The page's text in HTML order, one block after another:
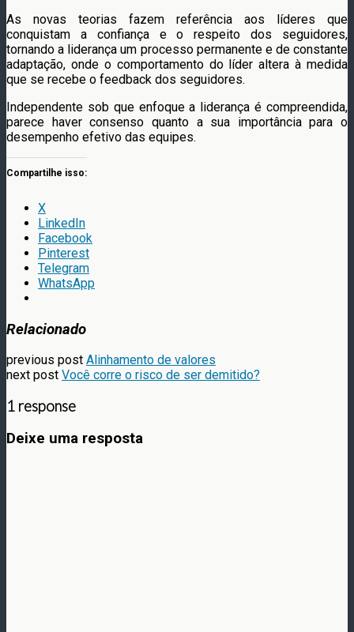
As novas teorias fazem referência aos líderes que
conquistam a confiança e o respeito dos seguidores,
tornando a liderança um processo permanente e de constante
adaptação, onde o comportamento do líder altera à medida
que se recebe o feedback dos seguidores.
Independente sob que enfoque a liderança é compreendida,
parece haver consenso quanto a sua importância para o
desempenho efetivo das equipes.
Compartilhe isso:
X
LinkedIn
Facebook
Pinterest
Telegram
WhatsApp
Relacionado
previous post Alinhamento de valores
next post Você corre o risco de ser demitido?
1 response
Deixe uma resposta